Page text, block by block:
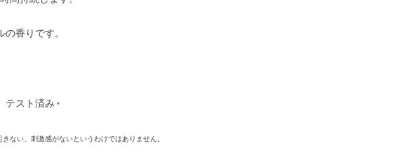
香りです。
テスト済み ＊
ない、刺激感がないというわけではありません。